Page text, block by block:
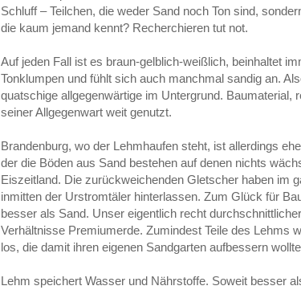
Schluff – Teilchen, die weder Sand noch Ton sind,
die kaum jemand kennt? Recherchieren tut not.
Auf jeden Fall ist es braun-gelblich-weißlich, beinhaltet
Tonklumpen und fühlt sich auch manchmal sandig an.
quatschige allgegenwärtige im Untergrund. Baumaterial,
seiner Allgegenwart weit genutzt.
Brandenburg, wo der Lehmhaufen steht, ist allerdings
der die Böden aus Sand bestehen auf denen nichts
Eiszeitland. Die zurückweichenden Gletscher haben im
inmitten der Urstromtäler hinterlassen. Zum Glück für
besser als Sand. Unser eigentlich recht
Verhältnisse Premiumerde. Zumindest Teile des Lehms
los, die damit ihren eigenen Sandgarten aufbessern
Lehm speichert Wasser und Nährstoffe. Soweit besser